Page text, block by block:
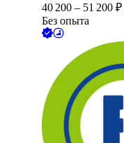
40 200 – 51 200 ₽
Без опыта